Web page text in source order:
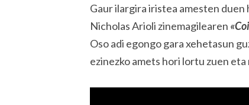
Gaur ilargira iristea amesten
Nicholas Arioli zinemagilearen
Oso adi egongo gara xehetasun
ezinezko amets hori lortu zuen